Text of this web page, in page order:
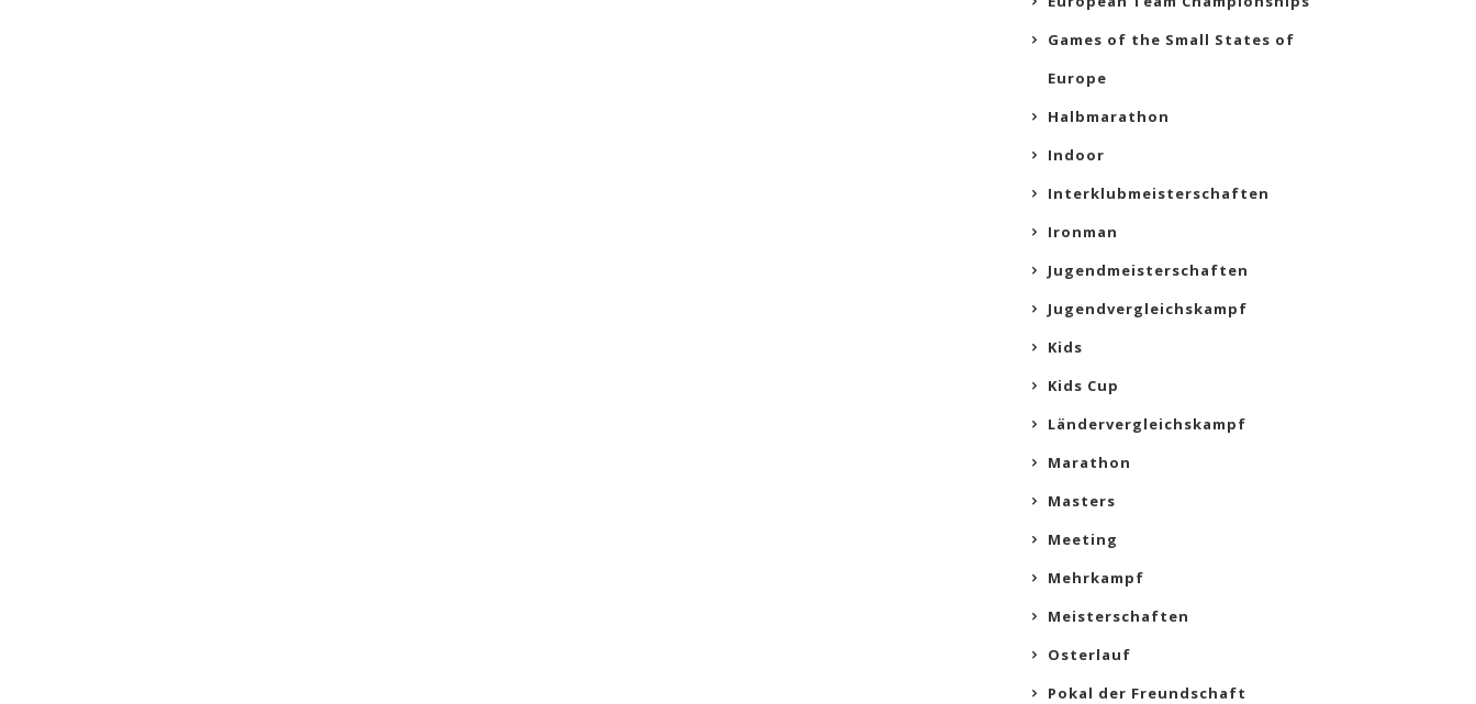
Games of the Small States of
Europe
Halbmarathon
Indoor
Interklubmeisterschaften
Ironman
Jugendmeisterschaften
Jugendvergleichskampf
Kids
Kids Cup
Ländervergleichskampf
Marathon
Masters
Meeting
Mehrkampf
Meisterschaften
Osterlauf
Pokal der Freundschaft